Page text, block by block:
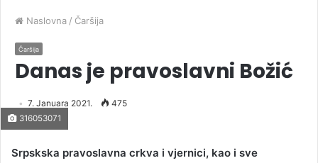
Naslovna / Čaršija
Čaršija
Danas je pravoslavni Božić
7. Januara 2021. 475
316053071
Srpskska pravoslavna crkva i vjernici, kao i sve